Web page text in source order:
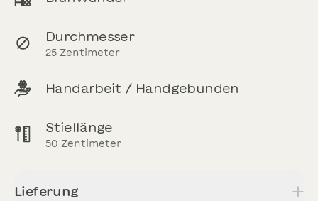
Durchmesser
25 Zentimeter
Handarbeit / Handgebunden
Stiellänge
50 Zentimeter
Lieferung